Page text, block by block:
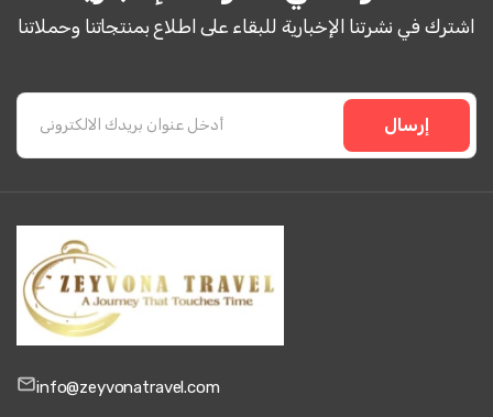
اشترك في نشرتنا الإخبارية للبقاء على اطلاع بمنتجاتنا وحملاتنا
إرسال
info@zeyvonatravel.com